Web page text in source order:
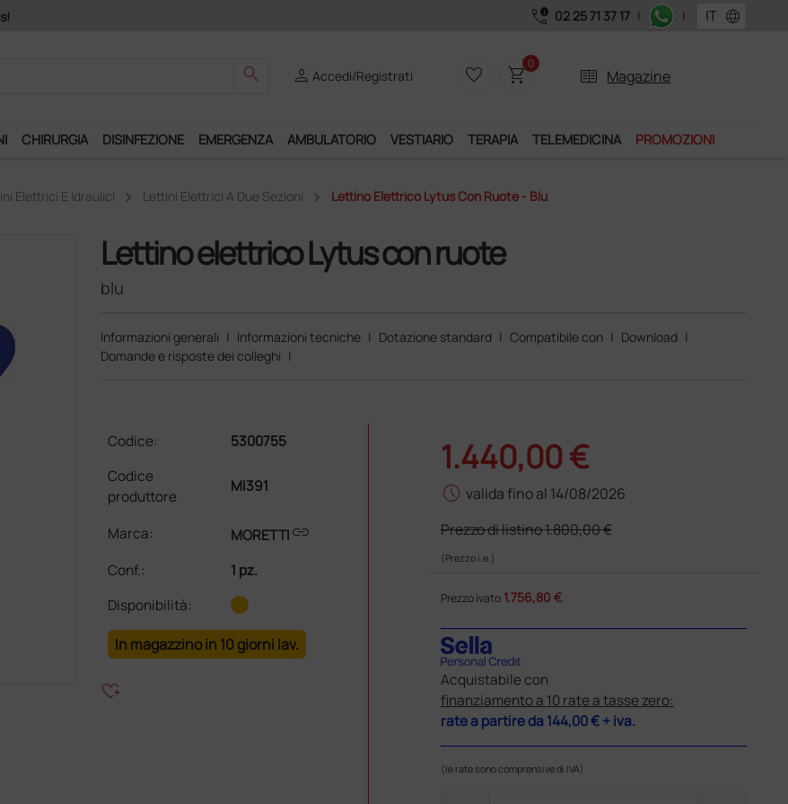
un anno di spedizioni a 39,90 euro + IVA! call_quality 02 25 71 37 17 | | language
search personAccedi/Registrati favorite_border shopping_cart0
two_pager Magazine
CHIRURGIA DISINFEZIONE EMERGENZA AMBULATORIO VESTIARIO TERAPIA TELEMEDICINA PROMOZIONI
Elettrici E Idraulici Lettini Elettrici A Due Sezioni Lettino Elettrico Lytus Con Ruote - Blu
Lettino elettrico Lytus con ruote
blu
Informazioni generali | Informazioni tecniche | Dotazione standard | Compatibile con | Download |
Domande e risposte dei colleghi |
Codice:
5300755
Codice
produttore
MI391
Marca: MORETTIlink
Conf.:
1 pz.
Disponibilità:
In magazzino in 10 giorni lav.
heart_plus
1.440,00 €
schedule valida fino al 14/08/2026
Prezzo di listino1.800,00 €
(Prezzo i.e.)
Prezzo ivato 1.756,80 €
Acquistabile con
finanziamento a 10 rate a tasse zero:
rate a partire da144,00 €+ iva.
(le rate sono comprensive di IVA)